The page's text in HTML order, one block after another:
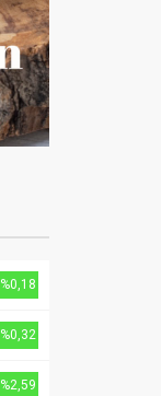
%0,18
%0,32
%2,59